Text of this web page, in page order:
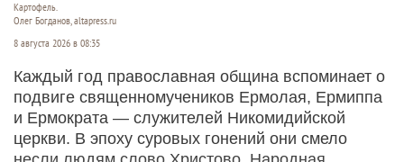
Картофель.
Олег Богданов, altapress.ru
8 августа 2026 в 08:35
Каждый год православная община вспоминает о
подвиге священномучеников Ермолая, Ермиппа
и Ермократа — служителей Никомидийской
церкви. В эпоху суровых гонений они смело